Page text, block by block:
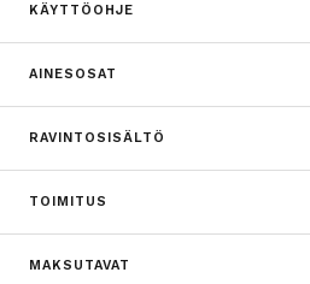
KÄYTTÖOHJE
AINESOSAT
RAVINTOSISÄLTÖ
TOIMITUS
MAKSUTAVAT